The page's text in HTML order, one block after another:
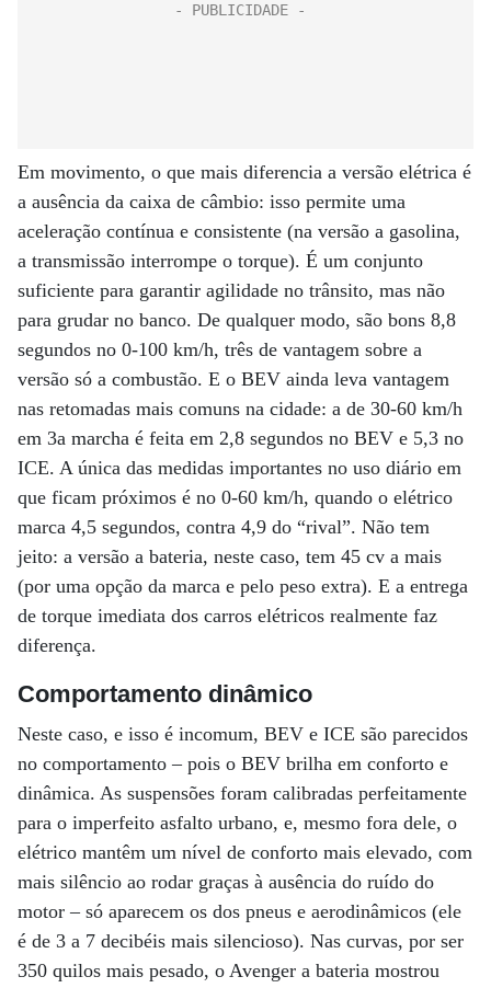
Em movimento, o que mais diferencia a versão elétrica é
a ausência da caixa de câmbio: isso permite uma
aceleração contínua e consistente (na versão a gasolina,
a transmissão interrompe o torque). É um conjunto
suficiente para garantir agilidade no trânsito, mas não
para grudar no banco. De qualquer modo, são bons 8,8
segundos no 0-100 km/h, três de vantagem sobre a
versão só a combustão. E o BEV ainda leva vantagem
nas retomadas mais comuns na cidade: a de 30-60 km/h
em 3a marcha é feita em 2,8 segundos no BEV e 5,3 no
ICE. A única das medidas importantes no uso diário em
que ficam próximos é no 0-60 km/h, quando o elétrico
marca 4,5 segundos, contra 4,9 do “rival”. Não tem
jeito: a versão a bateria, neste caso, tem 45 cv a mais
(por uma opção da marca e pelo peso extra). E a entrega
de torque imediata dos carros elétricos realmente faz
diferença.
Comportamento dinâmico
Neste caso, e isso é incomum, BEV e ICE são parecidos
no comportamento – pois o BEV brilha em conforto e
dinâmica. As suspensões foram calibradas perfeitamente
para o imperfeito asfalto urbano, e, mesmo fora dele, o
elétrico mantêm um nível de conforto mais elevado, com
mais silêncio ao rodar graças à ausência do ruído do
motor – só aparecem os dos pneus e aerodinâmicos (ele
é de 3 a 7 decibéis mais silencioso). Nas curvas, por ser
350 quilos mais pesado, o Avenger a bateria mostrou